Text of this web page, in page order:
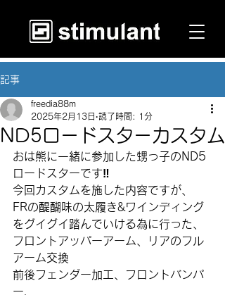
記事
ND5ロードスターカスタム
freedia88m
2025年2月13日 読了時間: 1分
おは熊に一緒に参加した甥っ子のND5
ロードスターです‼️
今回カスタムを施した内容ですが、
FRの醍醐味の太履き&ワインディング
をグイグイ踏んでいける為に行った、
フロントアッパーアーム、リアのフル
アーム交換
前後フェンダー加工、フロントバンパ
ー、